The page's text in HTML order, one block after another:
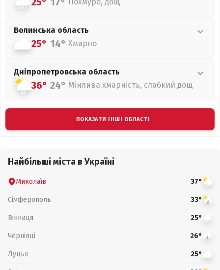
Волинська область
25° 14° Хмарно
Дніпропетровська область
36° 24° Мінлива хмарність, слабкий дощ
ПОКАЗАТИ ІНШІ ОБЛАСТІ
Найбільші міста в Україні
Миколаїв 37°
Сімферополь 33°
Вінниця 25°
Чернівці 26°
Луцьк 25°